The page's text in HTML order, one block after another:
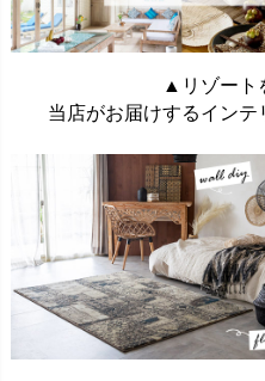
▲リゾート
当店がお届けするインテ